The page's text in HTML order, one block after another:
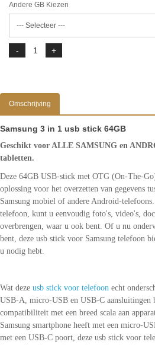
Andere GB Kiezen
Omschrijving
Samsung 3 in 1 usb stick 64GB
Geschikt voor ALLE SAMSUNG en
tabletten.
Deze 64GB USB-stick met OTG (On-The-
oplossing voor het overzetten van gegevens
Samsung mobiel of andere Android-
telefoon, kunt u eenvoudig foto's, video's,
overbrengen, waar u ook bent. Of u nu
bent, deze usb stick voor Samsung telefoon
u nodig hebt.
Wat deze usb stick voor telefoon echt
USB-A, micro-USB en USB-C aansluitingen
compatibiliteit met een breed scala aan
Samsung smartphone heeft met een micro-
met een USB-C poort, deze usb stick voor